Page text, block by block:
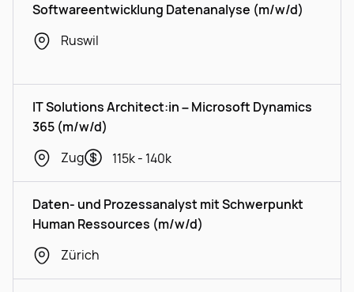
Softwareentwicklung Datenanalyse (m/w/d)
Ruswil
IT Solutions Architect:in – Microsoft Dynamics
365 (m/w/d)
Zug
115k - 140k
Daten- und Prozessanalyst mit Schwerpunkt
Human Ressources (m/w/d)
Zürich